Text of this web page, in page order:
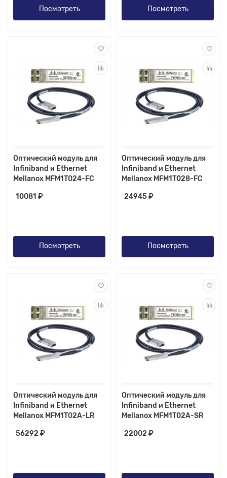
Посмотреть Посмотреть
Оптический модуль для
Infiniband и Ethernet
Mellanox MFM1T024-FC
10081 ₽
Посмотреть
Оптический модуль для
Infiniband и Ethernet
Mellanox MFM1T028-FC
24945 ₽
Посмотреть
Оптический модуль для
Infiniband и Ethernet
Mellanox MFM1T02A-LR
56292 ₽
Оптический модуль для
Infiniband и Ethernet
Mellanox MFM1T02A-SR
22002 ₽